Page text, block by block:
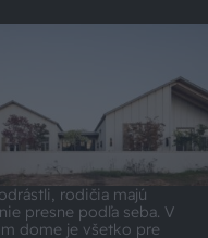
rodičia majú
presne podľa seba. V
dome je všetko pre